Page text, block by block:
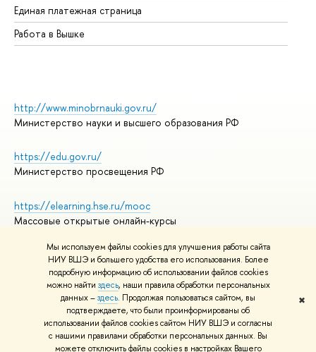
Мы используем файлы cookies для улучшения работы сайта
НИУ ВШЭ и большего удобства его использования. Более
подробную информацию об использовании файлов cookies
можно найти здесь, наши правила обработки персональных
данных –здесь. Продолжая пользоваться сайтом, вы
подтверждаете, что были проинформированы об
использовании файлов cookies сайтом НИУ ВШЭ и согласны
с нашими правилами обработки персональных данных. Вы
можете отключить файлы cookies в настройках Вашего
✖
Единая платежная страница
Работа в Вышке
http://www.minobrnauki.gov.ru/
Министерство науки и высшего образования РФ
https://edu.gov.ru/
Министерство просвещения РФ
https://elearning.hse.ru/mooc
Массовые открытые онлайн-курсы
© НИУ ВШЭ 1993–2026
Адреса и контакты
Условия использования материалов
Политика конфиденциальности
Правила применения рекомендательных технологий в НИУ ВШЭ
Карта сайта